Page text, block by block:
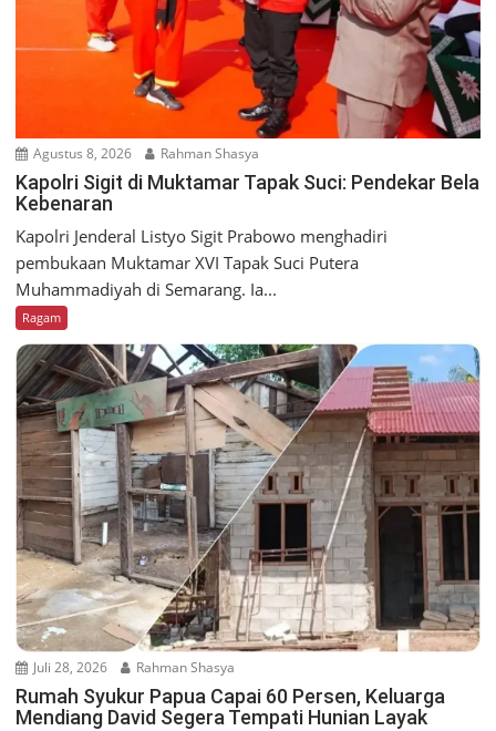
Agustus 8, 2026 Rahman Shasya
Kapolri Sigit di Muktamar Tapak Suci: Pendekar Bela
Kebenaran
Kapolri Jenderal Listyo Sigit Prabowo menghadiri
pembukaan Muktamar XVI Tapak Suci Putera
Muhammadiyah di Semarang. Ia...
Ragam
Juli 28, 2026 Rahman Shasya
Rumah Syukur Papua Capai 60 Persen, Keluarga
Mendiang David Segera Tempati Hunian Layak